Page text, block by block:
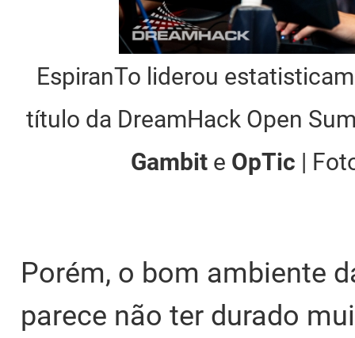
EspiranTo liderou
título da DreamHack Open
Gambite OpTic |
Porém, o bom ambiente
parece não ter durado